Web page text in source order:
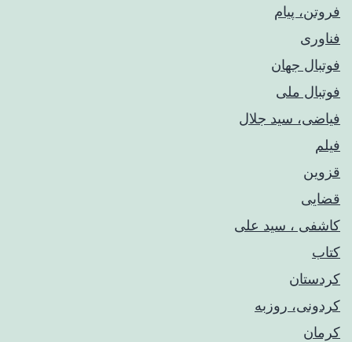
فروتن، پیام
فناوری
فوتبال جهان
فوتبال ملی
فیاضی، سید جلال
فیلم
قزوین
قضایی
کاشفی ، سید علی
کتاب
کردستان
کردونی، روزبه
کرمان